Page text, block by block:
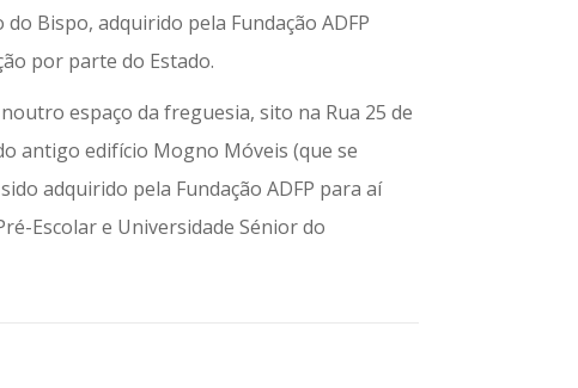
Bispo, adquirido pela Fundação ADFP
por parte do Estado.
espaço da freguesia, sito na Rua 25 de
antigo edifício Mogno Móveis (que se
adquirido pela Fundação ADFP para aí
Escolar e Universidade Sénior do